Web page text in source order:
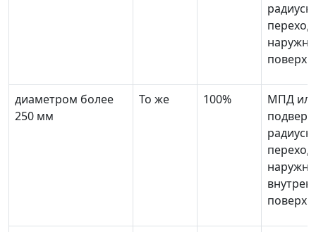
диаметром более
250 мм
То же 100%
МПД